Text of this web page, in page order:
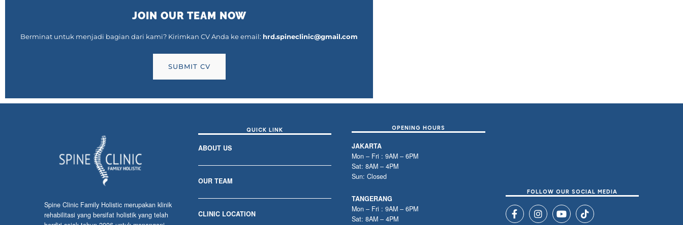
JOIN OUR TEAM NOW
Berminat untuk menjadi bagian dari kami? Kirimkan CV Anda ke email: hrd.spineclinic@gmail.com
SUBMIT CV
Spine Clinic Family Holistic merupakan klinik
rehabilitasi yang bersifat holistik yang telah
QUICK LINK
ABOUT US
OUR TEAM
CLINIC LOCATION
OPENING HOURS
JAKARTA
Mon – Fri : 9AM – 6PM
Sat: 8AM – 4PM
Sun: Closed
TANGERANG
Mon – Fri : 9AM – 6PM
Sat: 8AM – 4PM
FOLLOW OUR SOCIAL MEDIA